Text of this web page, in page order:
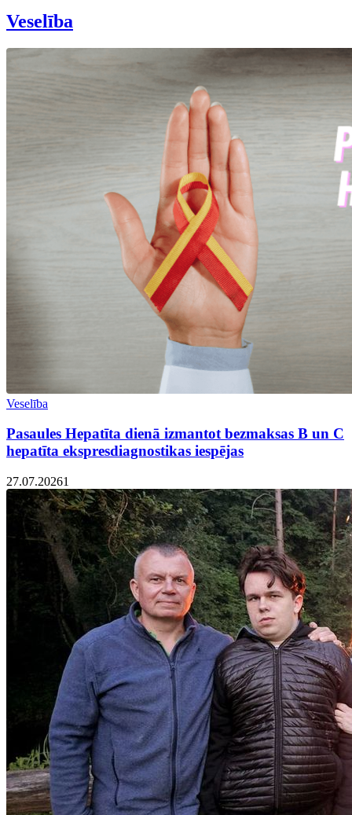
Veselība
Veselība
Pasaules Hepatīta dienā izmantot bezmaksas B un C
hepatīta ekspresdiagnostikas iespējas
27.07.20261